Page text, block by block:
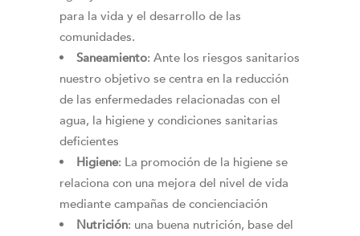
para la vida y el desarrollo de las
comunidades.
Saneamiento: Ante los riesgos sanitarios
nuestro objetivo se centra en la reducción
de las enfermedades relacionadas con el
agua, la higiene y condiciones sanitarias
deficientes
Higiene: La promoción de la higiene se
relaciona con una mejora del nivel de vida
mediante campañas de concienciación
Nutrición: una buena nutrición, base del